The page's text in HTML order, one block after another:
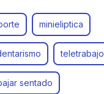
minieliptica
teletrabajo
sentado